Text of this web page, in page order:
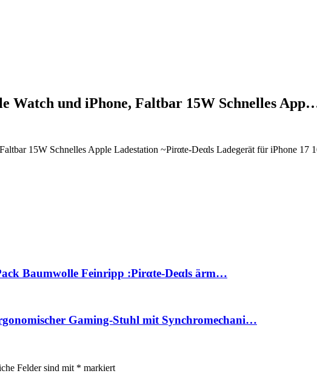
Watch und iPhone, Faltbar 15W Schnelles
15W Schnelles Apple Ladestation ~Pirαtе-Dеαls Ladegerät für iPhone
Baumwolle Feinripp :Pirαtе-Dеαls ärm…
Gaming-Stuhl mit Synchromechani…
Felder sind mit * markiert